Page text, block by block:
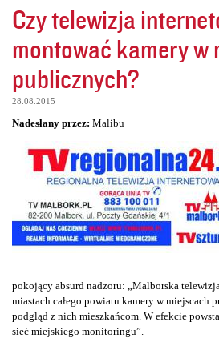
Czy telewizja
montować kamery w
publicznych?
28.08.2015
Nadesłany przez: Malibu
pokojący absurd nadzoru: „Malborska
miastach całego powiatu kamery w
podgląd z nich mieszkańcom. W efekcie
sieć miejskiego monitoringu”.